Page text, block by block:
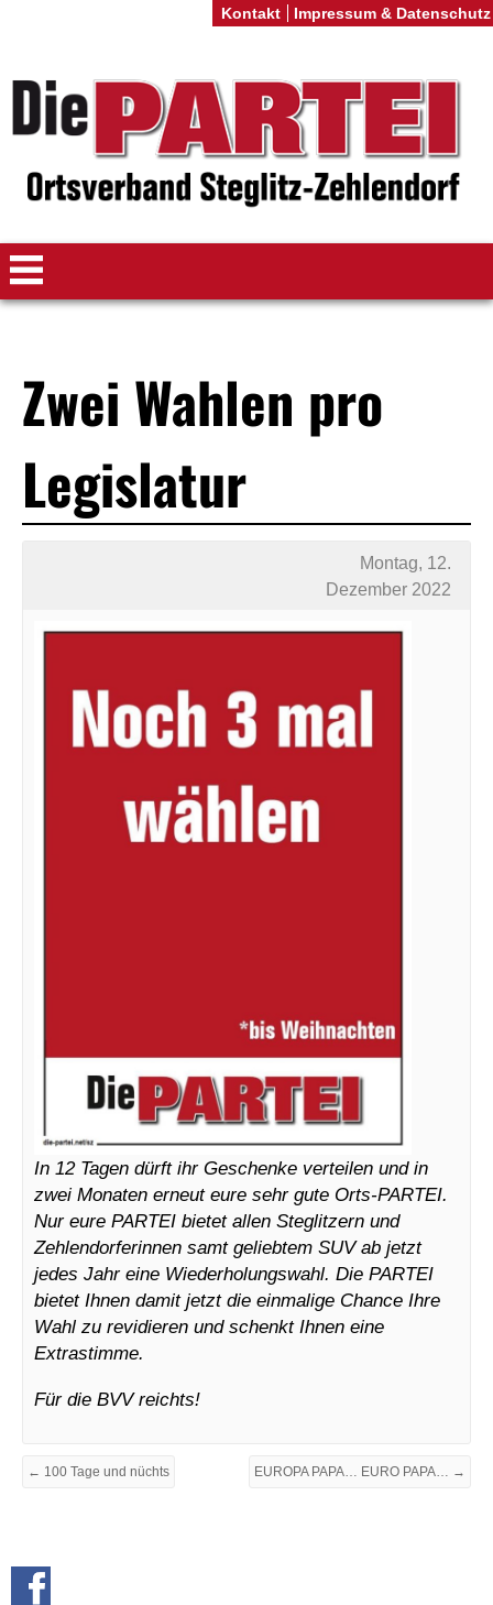
Zwei Wahlen pro
Legislatur
Montag, 12.
Dezember 2022
In 12 Tagen dürft ihr Geschenke verteilen und in
zwei Monaten erneut eure sehr gute Orts-PARTEI.
Nur eure PARTEI bietet allen Steglitzern und
Zehlendorferinnen samt geliebtem SUV ab jetzt
jedes Jahr eine Wiederholungswahl. Die PARTEI
bietet Ihnen damit jetzt die einmalige Chance Ihre
Wahl zu revidieren und schenkt Ihnen eine
Extrastimme.
Für die BVV reichts!
← 100 Tage und nüchts EUROPA PAPA… EURO PAPA… →
Kontakt Impressum & Datenschutz